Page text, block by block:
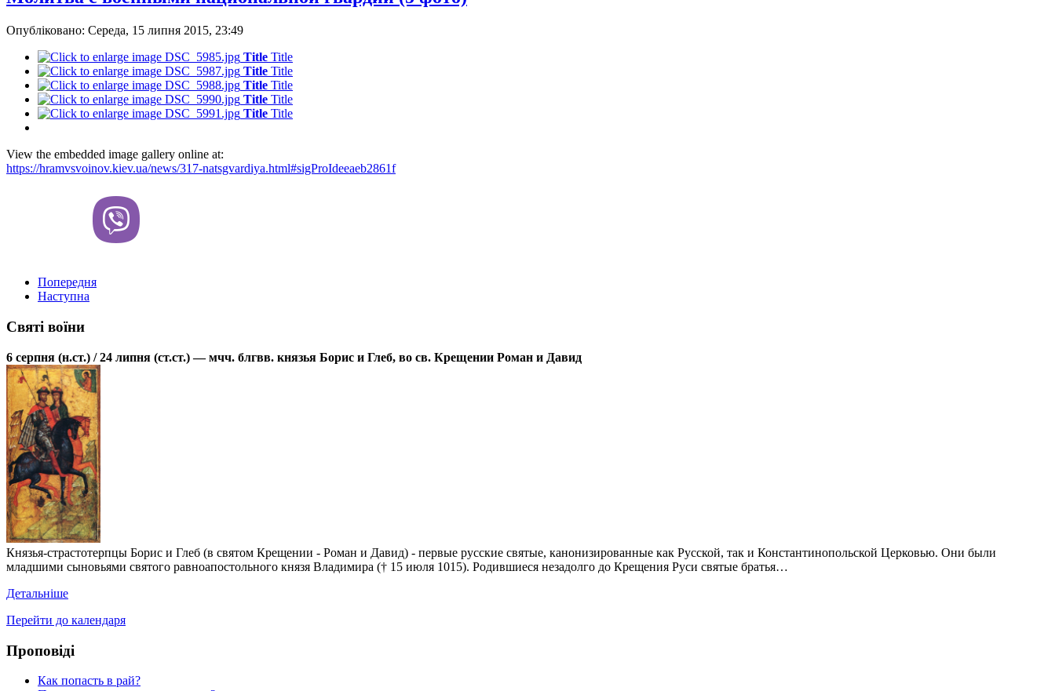
Опубліковано: Середа, 15 липня 2015, 23:49
Title Title
Title Title
Title Title
Title Title
Title Title
View the embedded image gallery online at:
https://hramvsvoinov.kiev.ua/news/317-natsgvardiya.html#sigProIdeeaeb2861f
Попередня
Наступна
Святі воїни
6 серпня (н.ст.) / 24 липня (ст.ст.) — мчч. блгвв. князья Борис и Глеб, во св. Крещении Роман и Давид
Князья-страстотерпцы Борис и Глеб (в святом Крещении - Роман и Давид) - первые русские святые, канонизированные как Русской, так и Константинопольской Церковью. Они были
младшими сыновьями святого равноапостольного князя Владимира († 15 июля 1015). Родившиеся незадолго до Крещения Руси святые братья…
Детальніше
Перейти до календаря
Проповіді
Как попасть в рай?